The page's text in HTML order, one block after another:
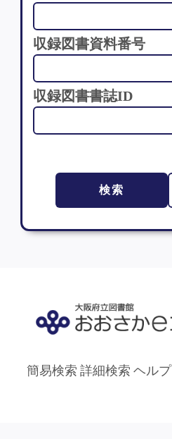
収録図書資料番号
収録図書書誌ID
検索
簡易検索 詳細検索 ヘルプ